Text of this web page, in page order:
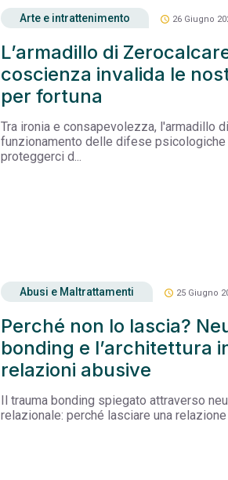
Arte e intrattenimento schedule 26 Giugno
L’armadillo di
coscienza invalida le
per fortuna
Tra ironia e consapevolezza, l'armadillo
funzionamento delle difese psicologiche
proteggerci d...
Abusi e Maltrattamenti schedule 25 Giugno
Perché non lo lascia?
bonding e l’architettura
relazioni abusive
Il trauma bonding spiegato attraverso
relazionale: perché lasciare una